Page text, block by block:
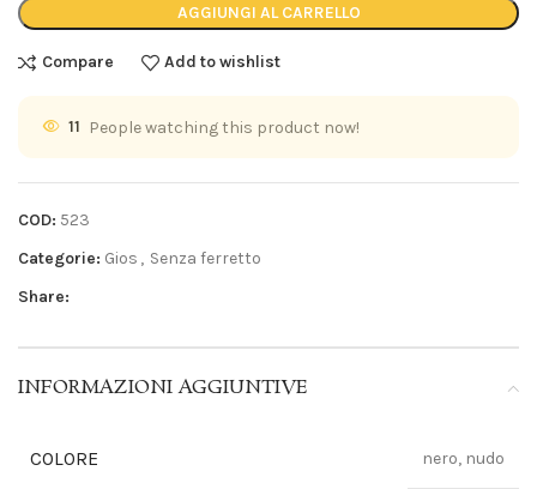
AGGIUNGI AL CARRELLO
Compare Add to wishlist
11 People watching this product now!
COD: 523
Categorie: Gios , Senza ferretto
Share:
INFORMAZIONI AGGIUNTIVE
COLORE nero, nudo